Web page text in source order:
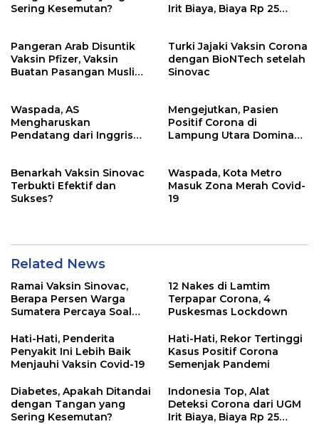
Sering Kesemutan?
Irit Biaya, Biaya Rp 25
Pangeran Arab Disuntik
Vaksin Pfizer, Vaksin
Buatan Pasangan Muslim
Turki Jajaki Vaksin Corona
dengan BioNTech setelah
Sinovac
Waspada, AS
Mengharuskan
Pendatang dari Inggris
Mengejutkan, Pasien
Positif Corona di
Lampung Utara Dominan
Benarkah Vaksin Sinovac
Terbukti Efektif dan
Sukses?
Waspada, Kota Metro
Masuk Zona Merah Covid-
19
Related News
Ramai Vaksin Sinovac,
Berapa Persen Warga
Sumatera Percaya Soal
12 Nakes di Lamtim
Terpapar Corona, 4
Puskesmas Lockdown
Hati-Hati, Penderita
Penyakit Ini Lebih Baik
Menjauhi Vaksin Covid-19
Hati-Hati, Rekor Tertinggi
Kasus Positif Corona
Semenjak Pandemi
Diabetes, Apakah Ditandai
dengan Tangan yang
Sering Kesemutan?
Indonesia Top, Alat
Deteksi Corona dari UGM
Irit Biaya, Biaya Rp 25